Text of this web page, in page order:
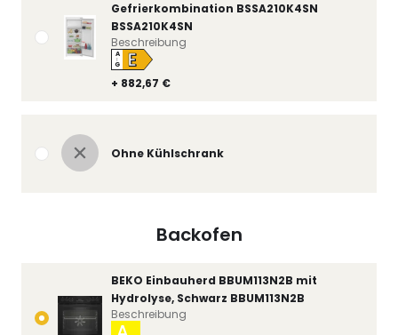
Gefrierkombination BSSA210K4SN
BSSA210K4SN
+ 882,67 €
A
↑
G E
Beschreibung
Ohne Kühlschrank
Backofen
BEKO Einbauherd BBUM113N2B mit
Hydrolyse, Schwarz BBUM113N2B
Beschreibung